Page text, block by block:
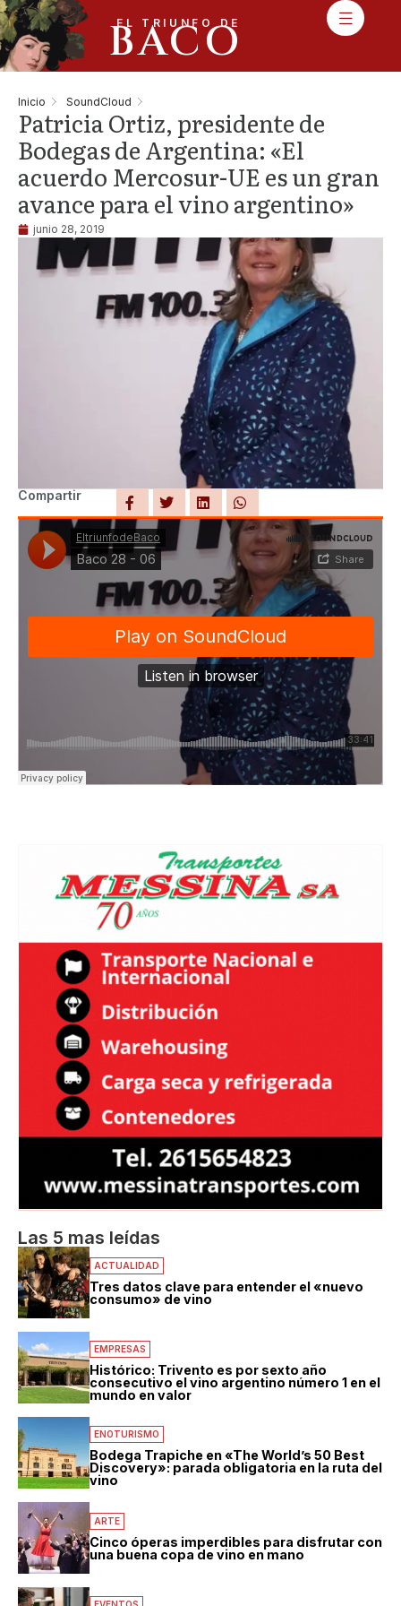
EL TRIUNFO DE
BACO
Inicio SoundCloud
Patricia Ortiz, presidente de
Bodegas de Argentina: «El
acuerdo Mercosur-UE es un gran
avance para el vino argentino»
junio 28, 2019
Compartir
Las 5 mas leídas
ACTUALIDAD
Tres datos clave para entender el «nuevo
consumo» de vino
EMPRESAS
Histórico: Trivento es por sexto año
consecutivo el vino argentino número 1 en el
mundo en valor
ENOTURISMO
Bodega Trapiche en «The World’s 50 Best
Discovery»: parada obligatoria en la ruta del
vino
ARTE
Cinco óperas imperdibles para disfrutar con
una buena copa de vino en mano